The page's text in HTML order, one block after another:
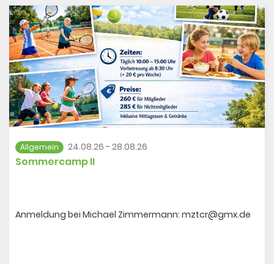
Allgemein 24.08.26 - 28.08.26
Sommercamp II
Anmeldung bei Michael Zimmermann: mztcr@gmx.de